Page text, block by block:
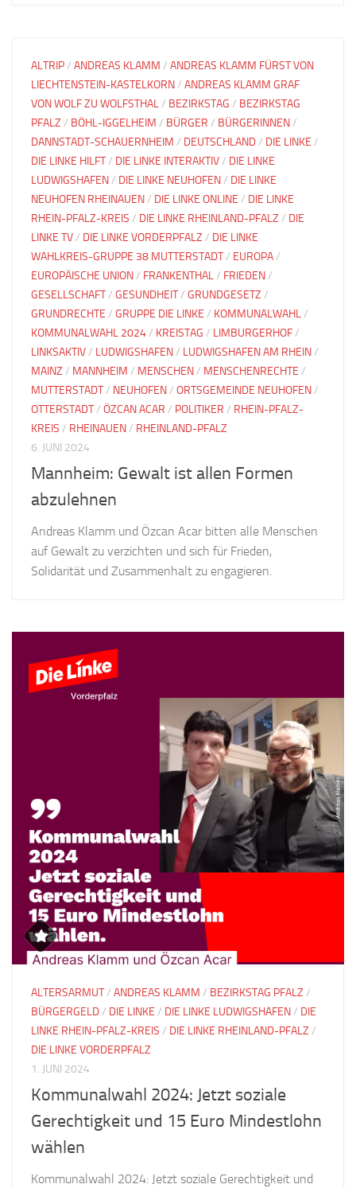
ALTRIP/ ANDREAS KLAMM / ANDREAS KLAMM FÜRST VON
LIECHTENSTEIN-KASTELKORN/ ANDREAS KLAMM GRAF
VON WOLF ZU WOLFSTHAL/ BEZIRKSTAG / BEZIRKSTAG
PFALZ / BÖHL-IGGELHEIM / BÜRGER / BÜRGERINNEN/
DANNSTADT-SCHAUERNHEIM / DEUTSCHLAND/ DIE LINKE /
DIE LINKE HILFT/ DIE LINKE INTERAKTIV/ DIE LINKE
LUDWIGSHAFEN/ DIE LINKE NEUHOFEN/ DIE LINKE
NEUHOFEN RHEINAUEN/ DIE LINKE ONLINE / DIE LINKE
RHEIN-PFALZ-KREIS / DIE LINKE RHEINLAND-PFALZ / DIE
LINKE TV/ DIE LINKE VORDERPFALZ / DIE LINKE
WAHLKREIS-GRUPPE 38 MUTTERSTADT/ EUROPA/
EUROPÄISCHE UNION/ FRANKENTHAL/ FRIEDEN/
GESELLSCHAFT/ GESUNDHEIT/ GRUNDGESETZ /
GRUNDRECHTE / GRUPPE DIE LINKE / KOMMUNALWAHL/
KOMMUNALWAHL 2024/ KREISTAG / LIMBURGERHOF/
LINKSAKTIV/ LUDWIGSHAFEN/ LUDWIGSHAFEN AM RHEIN/
MAINZ / MANNHEIM / MENSCHEN/ MENSCHENRECHTE /
MUTTERSTADT/ NEUHOFEN/ ORTSGEMEINDE NEUHOFEN/
OTTERSTADT/ ÖZCAN ACAR / POLITIKER / RHEIN-PFALZ-
KREIS / RHEINAUEN/ RHEINLAND-PFALZ
6. JUNI 2024
Mannheim: Gewalt ist allen Formen
abzulehnen
Andreas Klamm und Özcan Acar bitten alle Menschen
auf Gewalt zu verzichten und sich für Frieden,
Solidarität und Zusammenhalt zu engagieren.
ALTERSARMUT/ ANDREAS KLAMM / BEZIRKSTAG PFALZ /
BÜRGERGELD/ DIE LINKE / DIE LINKE LUDWIGSHAFEN/ DIE
LINKE RHEIN-PFALZ-KREIS / DIE LINKE RHEINLAND-PFALZ /
DIE LINKE VORDERPFALZ
1. JUNI 2024
Kommunalwahl 2024: Jetzt soziale
Gerechtigkeit und 15 Euro Mindestlohn
wählen
Kommunalwahl 2024: Jetzt soziale Gerechtigkeit und